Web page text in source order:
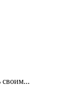
своим...